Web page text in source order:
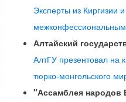
Эксперты из
Алтайский
АлтГУ презентовал на
тюрко-монгольского
"Ассамблея народов